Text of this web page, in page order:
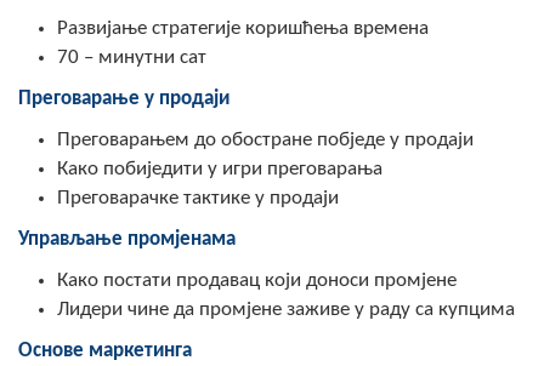
Развијање стратегије коришћења времена
70 – минутни сат
Преговарање у продаји
Преговарањем до обостране побједе у продаји
Како побиједити у игри преговарања
Преговарачке тактике у продаји
Управљање промјенама
Како постати продавац који доноси промјене
Лидери чине да промјене заживе у раду са купцима
Основе маркетинга